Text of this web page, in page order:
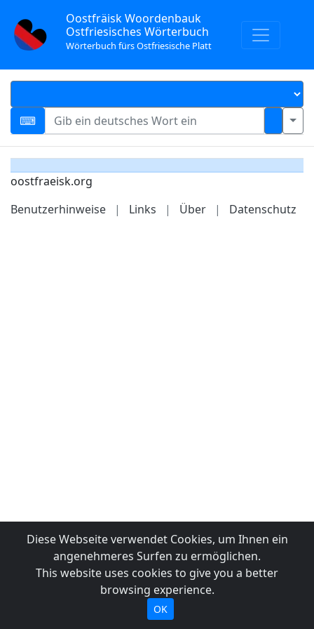
Oostfräisk Woordenbauk
Ostfriesisches Wörterbuch
Wörterbuch fürs Ostfriesische Platt
oostfraeisk.org
Benutzerhinweise
| Links | Über | Datenschutz
Diese Webseite verwendet Cookies, um Ihnen ein
angenehmeres Surfen zu ermöglichen.
This website uses cookies to give you a better
browsing experience.
OK